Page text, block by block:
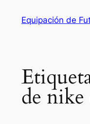
Equipación de
de